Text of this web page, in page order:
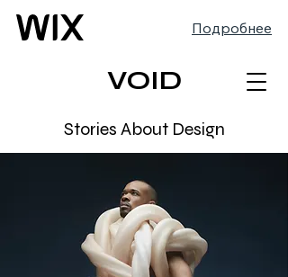
Подробнее